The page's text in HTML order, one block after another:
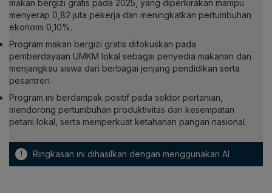
makan bergizi gratis pada 2025, yang diperkirakan mampu
menyerap 0,82 juta pekerja dan meningkatkan pertumbuhan
ekonomi 0,10%.
Program makan bergizi gratis difokuskan pada
pemberdayaan UMKM lokal sebagai penyedia makanan dan
menjangkau siswa dari berbagai jenjang pendidikan serta
pesantren.
Program ini berdampak positif pada sektor pertanian,
mendorong pertumbuhan produktivitas dan kesempatan
petani lokal, serta memperkuat ketahanan pangan nasional.
! Ringkasan ini dihasilkan dengan menggunakan AI